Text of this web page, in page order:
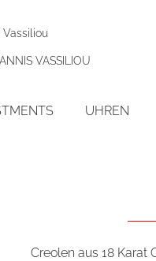
VASSILIOU
UHREN
Creolen aus 18 Karat